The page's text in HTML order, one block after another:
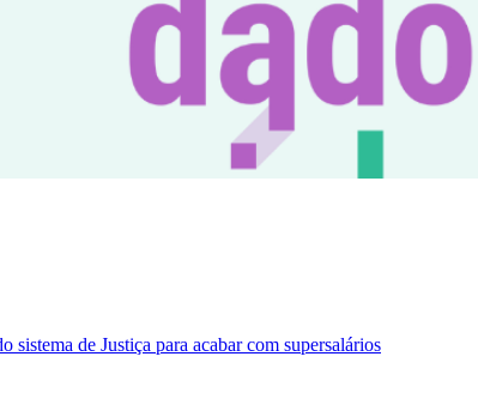
sistema de Justiça para acabar com supersalários